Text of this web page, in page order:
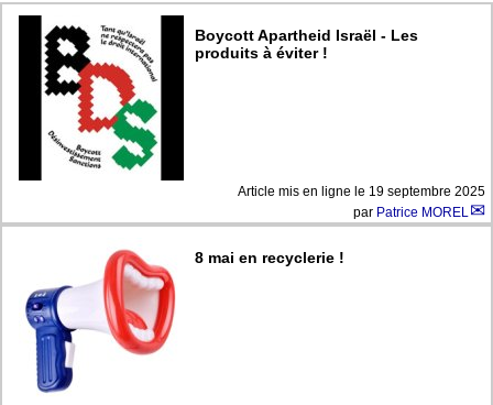
Boycott Apartheid Israël - Les
produits à éviter !
Article mis en ligne le 19 septembre 2025
par Patrice MOREL
8 mai en recyclerie !